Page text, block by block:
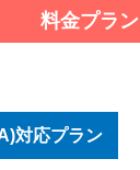
料金プラン
対応プラン